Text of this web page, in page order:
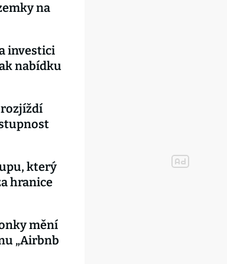
na
investici
nabídku
který
hranice
mění
„Airbnb